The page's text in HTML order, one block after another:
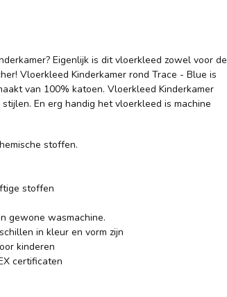
Eigenlijk is dit vloerkleed zowel voor de
Vloerkleed Kinderkamer rond Trace - Blue is
van 100% katoen. Vloerkleed Kinderkamer
En erg handig het vloerkleed is machine
stoffen.
stoffen
gewone wasmachine.
in kleur en vorm zijn
kinderen
certificaten